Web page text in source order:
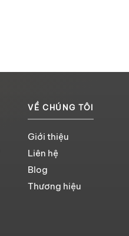
VỀ CHÚNG TÔI
Giới thiệu
Liên hệ
Blog
Thương hiệu